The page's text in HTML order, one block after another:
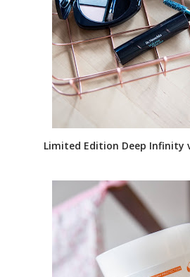
Limited Edition Deep Infinity